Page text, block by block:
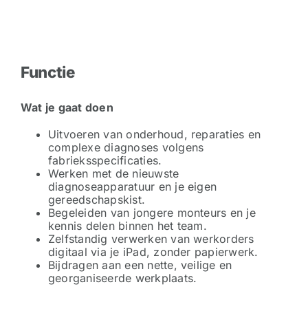
Functie
Wat je gaat doen
Uitvoeren van onderhoud, reparaties en
complexe diagnoses volgens
fabrieksspecificaties.
Werken met de nieuwste
diagnoseapparatuur en je eigen
gereedschapskist.
Begeleiden van jongere monteurs en je
kennis delen binnen het team.
Zelfstandig verwerken van werkorders
digitaal via je iPad, zonder papierwerk.
Bijdragen aan een nette, veilige en
georganiseerde werkplaats.